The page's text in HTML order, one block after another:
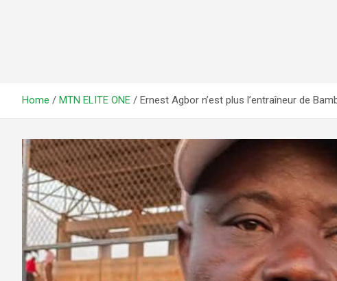
Home MTN ELITE ONE Ernest Agbor n’est plus l’entraîneur de